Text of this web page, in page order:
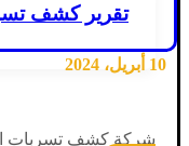
تقرير كشف
10 أبريل، 2024
شركة كشف تسربات